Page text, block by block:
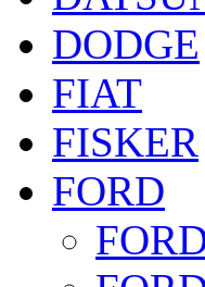
DODGE
FIAT
FISKER
FORD